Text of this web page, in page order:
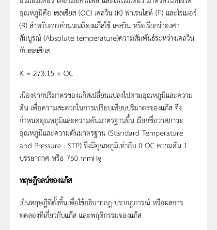
อุณหภูมิคือ เซลเซียส (OC) เคลวิน (K) ฟาเรนไฮต์ (F) และโรเมอร์
(R) สำหรับการคำนวณเรื่องแก๊สใช้ เคลวิน หรือเรียกว่าองศา
สัมบูรณ์ (Absolute temperature)ความสัมพันธ์ระหว่างเคลวิน
กับเซลเซียส
K = 273.15 + OC
เนื่องจากปริมาตรของแก๊สเปลี่ยนแปลงไปตามอุณหภูมิและความ
ดัน เพื่อความสะดวกในการเปรียบเทียบปริมาตรของแก๊ส จึง
กำหนดอุณหภูมิและความดันมาตรฐานขึ้น เรียกชื่อว่าสภาวะ
อุณหภูมิและความดันมาตรฐาน (Standard Temperature
and Pressure : STP) ซึ่งมีอุณหภูมิเท่ากับ 0 OC ความดัน 1
บรรยากาศ หรือ 760 mmHg
ทฤษฎีจลน์ของแก๊ส
เป็นทฤษฎีที่ตั้งขึ้นเพื่อใช้อธิบายกฎ ปรากฏการณ์ หรือผลการ
ทดลองที่เกี่ยวกับแก๊ส และพฤติกรรมของแก๊ส